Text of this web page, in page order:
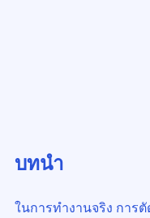
บทนำ
ในการทำงานจริง การ